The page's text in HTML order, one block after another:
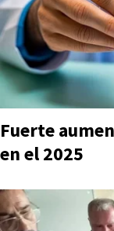
Fuerte
en el 2025